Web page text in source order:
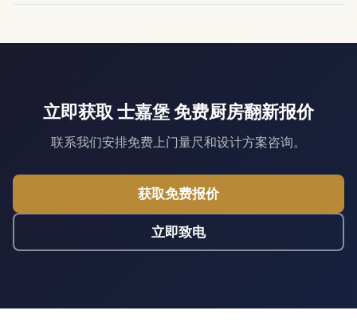
立即获取 士嘉堡 免费厨房翻新报价
联系我们安排免费上门量尺和设计方案咨询。
获取免费报价
立即致电